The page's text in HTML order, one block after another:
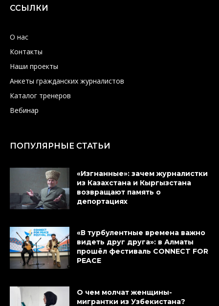
ССЫЛКИ
О нас
Контакты
Наши проекты
Анкеты гражданских журналистов
Каталог тренеров
Вебинар
ПОПУЛЯРНЫЕ СТАТЬИ
«Изгнанные»: зачем журналистки
из Казахстана и Кыргызстана
возвращают память о
депортациях
«В турбулентные времена важно
видеть друг друга»: в Алматы
прошёл фестиваль CONNECT FOR
PEACE
О чем молчат женщины-
мигрантки из Узбекистана?